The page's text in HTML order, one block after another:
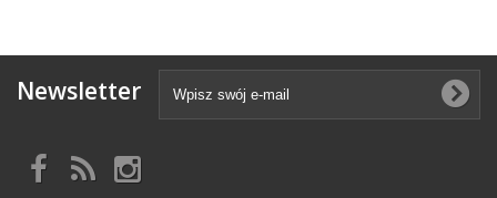
Newsletter